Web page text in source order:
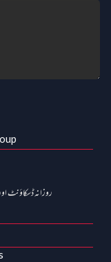
روزانہ ڈسکاؤنٹ